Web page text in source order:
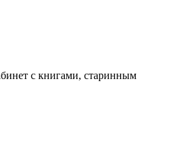
с книгами, старинным